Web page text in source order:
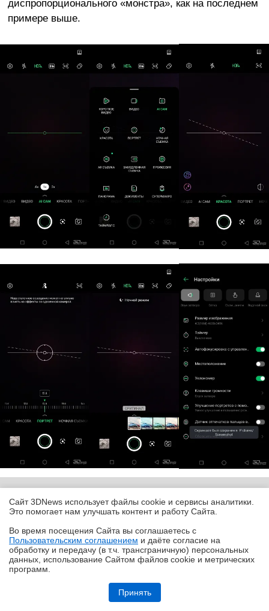
Обзор игрового Tandem WOLED-монитора ASUS ROG Strix OLED
XG27AQWMG: запланированный апгрейд
диспропорционального «монстра», как на последнем
примере выше.
Интерфейс приложения камеры Infinix Note 10 Pro
образом — горизонтальная карусель режимов.
Список режимов также не вызывает больших
вопросов, кроме разве что озвученного выше казуса
с портретным режимом и некоторыми трудностями
перевода — например, режим фотосъемки с
Сайт 3DNews использует файлы cookie и сервисы аналитики.
Это помогает нам улучшать контент и работу Cайта.
Во время посещения Cайта вы соглашаетесь с
Пользовательским соглашением и даёте согласие на
обработку и передачу (в т.ч. трансграничную) персональных
данных, использование Cайтом файлов cookie и метрических
программ.
Принять